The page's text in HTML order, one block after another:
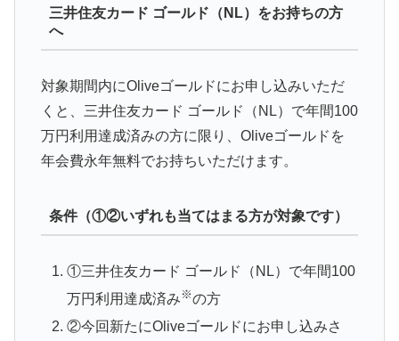
三井住友カード ゴールド（NL）をお持ちの方
へ
対象期間内にOliveゴールドにお申し込みいただ
くと、三井住友カード ゴールド（NL）で年間100
万円利用達成済みの方に限り、Oliveゴールドを
年会費永年無料でお持ちいただけます。
条件（①②いずれも当てはまる方が対象です）
①三井住友カード ゴールド（NL）で年間100
万円利用達成済み ※の方
②今回新たにOliveゴールドにお申し込みさ